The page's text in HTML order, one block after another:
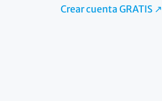
Crear cuenta GRATIS ↗